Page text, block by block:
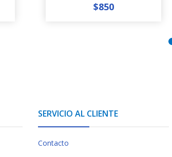
+
$850
SERVICIO AL CLIENTE
Contacto